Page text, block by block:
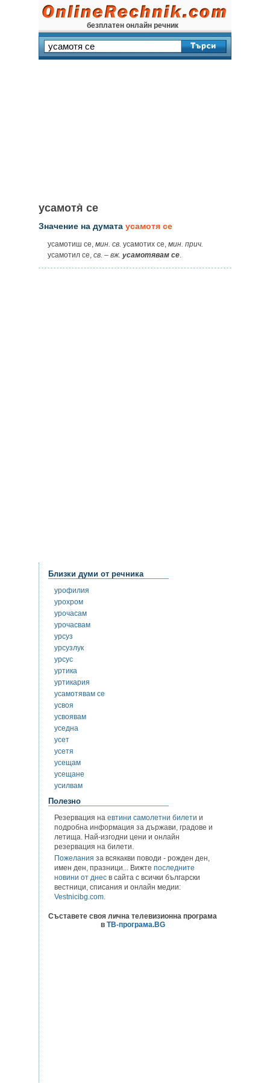
безплатен онлайн речник
усамотя̀ се
Значение на думата усамотя се
усамотиш се, мин. св. усамотих се, мин. прич.
усамотил се, св. – вж. усамотявам се.
Близки думи от речника
урофилия
урохром
урочасам
урочасвам
урсуз
урсузлук
урсус
уртика
уртикария
усамотявам се
усвоя
усвоявам
уседна
усет
усетя
усещам
усещане
усилвам
Полезно
Резервация на евтини самолетни билети и
подробна информация за държави, градове и
летища. Най-изгодни цени и онлайн
резервация на билети.
Пожелания за всякакви поводи - рожден ден,
имен ден, празници... Вижте последните
новини от днес в сайта с всички български
вестници, списания и онлайн медии:
Vestnicibg.com.
Съставете своя лична телевизионна програма
в ТВ-програма.BG